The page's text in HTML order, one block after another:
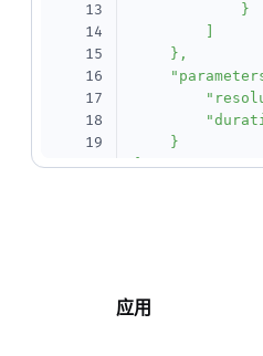
13
14
15
16
17
18
19
20
            }
    },
    }
}'
应用